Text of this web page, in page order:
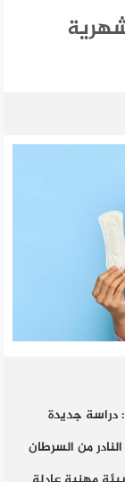
دراسة جديدة
من السرطان